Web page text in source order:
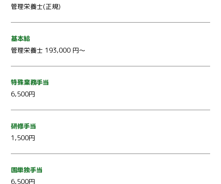
管理栄養士(正規)
基本給
管理栄養士 193,000 円～
特殊業務手当
6,500円
研修手当
1,500円
園単独手当
6,500円